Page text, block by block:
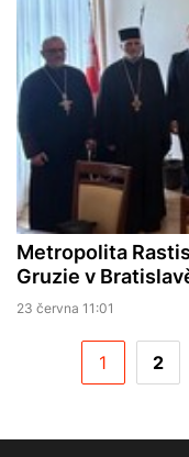
Metropolita
Gruzie v
23 června 11:01
1 2